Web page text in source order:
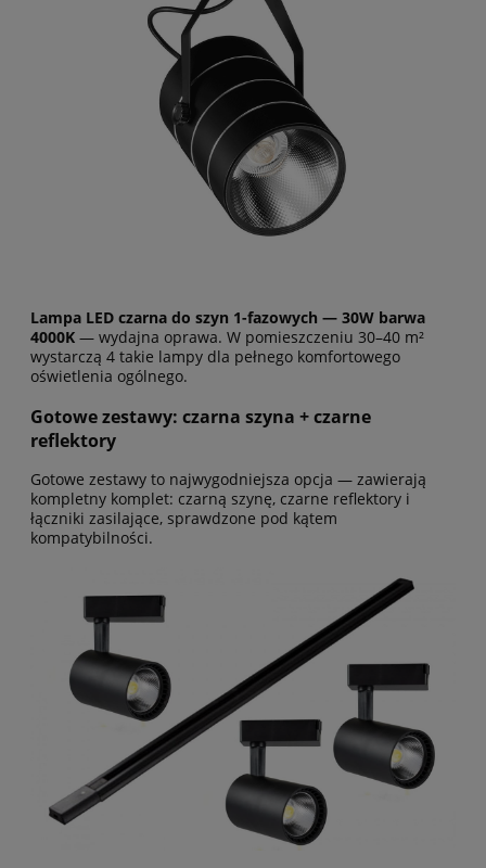
Lampa LED czarna do szyn 1-fazowych — 30W barwa
4000K — wydajna oprawa. W pomieszczeniu 30–40 m²
wystarczą 4 takie lampy dla pełnego komfortowego
oświetlenia ogólnego.
Gotowe zestawy: czarna szyna + czarne
reflektory
Gotowe zestawy to najwygodniejsza opcja — zawierają
kompletny komplet: czarną szynę, czarne reflektory i
łączniki zasilające, sprawdzone pod kątem
kompatybilności.